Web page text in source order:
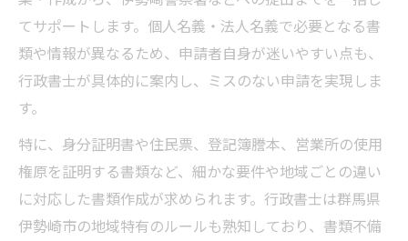
てサポートします。個人名義・法人名義で必要となる書
類や情報が異なるため、申請者自身が迷いやすい点も、
行政書士が具体的に案内し、ミスのない申請を実現しま
す。
特に、身分証明書や住民票、登記簿謄本、営業所の使用
権原を証明する書類など、細かな要件や地域ごとの違い
に対応した書類作成が求められます。行政書士は群馬県
伊勢崎市の地域特有のルールも熟知しており、書類不備